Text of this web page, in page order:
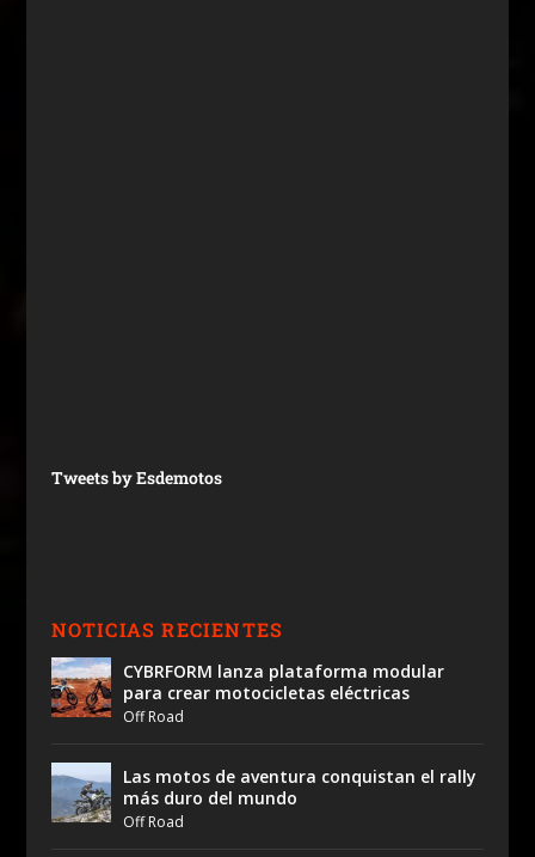
Tweets by Esdemotos
NOTICIAS RECIENTES
CYBRFORM lanza plataforma modular
para crear motocicletas eléctricas
Off Road
Las motos de aventura conquistan el rally
más duro del mundo
Off Road